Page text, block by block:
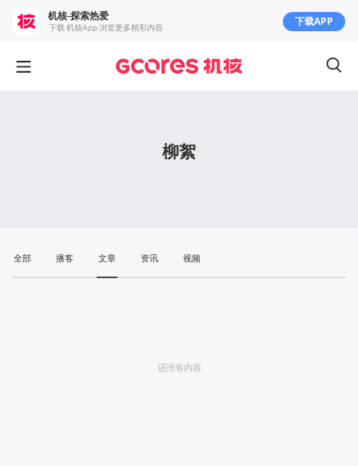
柳絮
全部 播客 文章 资讯 视频
还没有内容
机核-探索热爱
下载 机核App 浏览更多精彩内容 下载APP